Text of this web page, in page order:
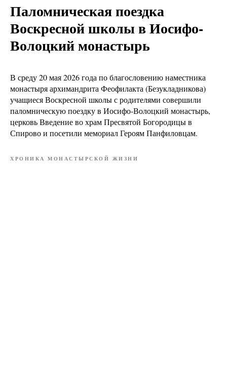
Паломническая поездка
Воскресной школы в Иосифо-
Волоцкий монастырь
В среду 20 мая 2026 года по благословению наместника
монастыря архимандрита Феофилакта (Безукладникова)
учащиеся Воскресной школы с родителями совершили
паломническую поездку в Иосифо-Волоцкий монастырь,
церковь Введение во храм Пресвятой Богородицы в
Спирово и посетили мемориал Героям Панфиловцам.
ХРОНИКА МОНАСТЫРСКОЙ ЖИЗНИ